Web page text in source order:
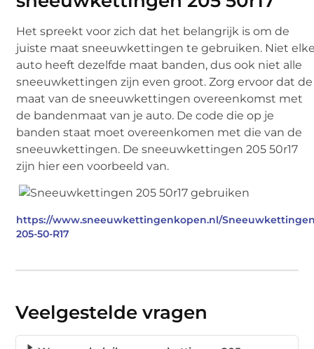
Het spreekt voor zich dat het belangrijk is om de
juiste maat sneeuwkettingen te gebruiken. Niet
auto heeft dezelfde maat banden, dus ook niet alle
sneeuwkettingen zijn even groot. Zorg ervoor dat de
maat van de sneeuwkettingen overeenkomst met
de bandenmaat van je auto. De code die op je
banden staat moet overeenkomen met die van de
sneeuwkettingen. De sneeuwkettingen 205 50r17
zijn hier een voorbeeld van.
https://www.sneeuwkettingenkopen.nl/
205-50-R17
Veelgestelde vragen